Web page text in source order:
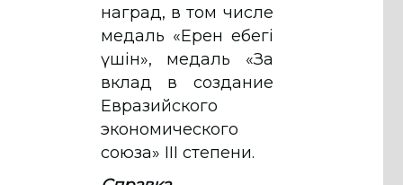
наград, в том числе
медаль «Ерен еңбегі
үшiн», медаль «За
вклад в создание
Евразийского
экономического
союза» III степени.